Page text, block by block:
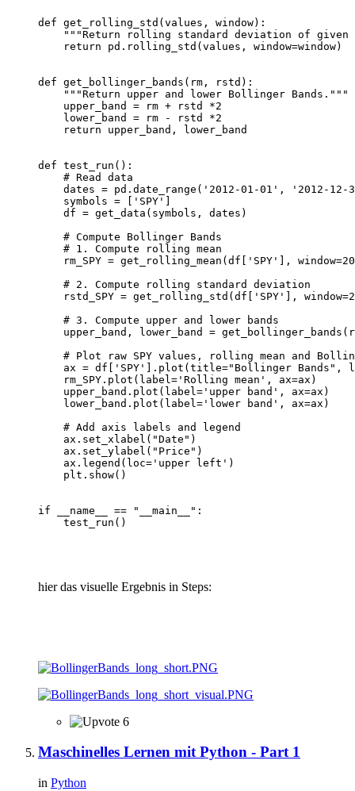
def get_rolling_std(values, window):
"""Return rolling standard deviation of
    return pd.rolling_std(values, window=window)
def get_bollinger_bands(rm, rstd):
    """Return upper and lower Bollinger Bands."""
    upper_band = rm + rstd *2
    lower_band = rm - rstd *2
    return upper_band, lower_band
def test_run():
    # Read data
dates = pd.date_range('2012-01-01', '2012-12-
    symbols = ['SPY']
    df = get_data(symbols, dates)
    # Compute Bollinger Bands
    # 1. Compute rolling mean
rm_SPY = get_rolling_mean(df['SPY'],
    # 2. Compute rolling standard deviation
rstd_SPY = get_rolling_std(df['SPY'],
    # 3. Compute upper and lower bands
upper_band, lower_band =
# Plot raw SPY values, rolling mean and
ax = df['SPY'].plot(title="Bollinger Bands",
    rm_SPY.plot(label='Rolling mean', ax=ax)
    upper_band.plot(label='upper band', ax=ax)
    lower_band.plot(label='lower band', ax=ax)
    # Add axis labels and legend
    ax.set_xlabel("Date")
    ax.set_ylabel("Price")
    ax.legend(loc='upper left')
    plt.show()
if __name__ == "__main__":
    test_run()
hier das visuelle Ergebnis in Steps:
6
Maschinelles Lernen mit Python - Part 1
in Python